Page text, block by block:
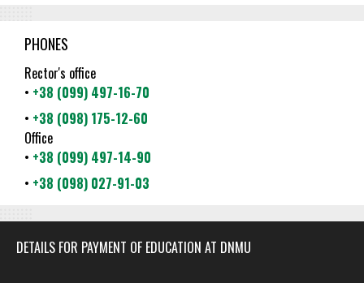
PHONES
Rector's office
• +38 (099) 497-16-70
• +38 (098) 175-12-60
Office
• +38 (099) 497-14-90
• +38 (098) 027-91-03
DETAILS FOR PAYMENT OF EDUCATION AT DNMU